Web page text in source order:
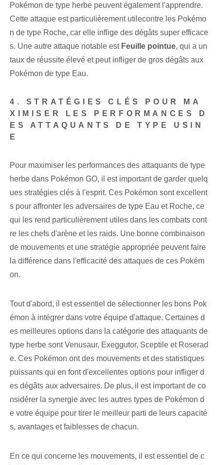
Pokémon de type herbe peuvent également l'apprendre.
‌Cette ⁢attaque est particulièrement utile‍contre les Pokémo
n de type Roche, car elle inflige des dégâts super efficace
s.⁢ Une autre‌ attaque notable est Feuille pointue, qui a un
taux de réussite élevé et peut infliger de gros dégâts aux
Pokémon de type Eau.
4. STRATÉGIES CLÉS POUR MA
XIMISER LES PERFORMANCES D
ES ATTAQUANTS DE TYPE USIN
E
Pour maximiser les performances des attaquants de type
herbe dans Pokémon GO, il est important de garder quelq
ues stratégies clés à l'esprit. Ces Pokémon⁢ sont excellent
s pour affronter les adversaires de type Eau et Roche, ce
qui les rend particulièrement utiles dans les combats cont
re les chefs d'arène et les raids. Une bonne combinaison
de mouvements et une stratégie appropriée peuvent faire
la différence dans l'efficacité des attaques de ces Pokém
on.
Tout d'abord, il est essentiel de sélectionner les bons Pok
émon à intégrer dans votre équipe d'attaque. Certaines d
es meilleures options dans la catégorie des attaquants de
type herbe sont Venusaur, Exeggutor, Sceptile et Roserad
e. Ces Pokémon ont des mouvements et des statistiques
puissants qui en font d'excellentes options pour infliger d
es dégâts aux adversaires. De plus, il est important de co
nsidérer la synergie avec les autres types de Pokémon d
e votre équipe pour tirer le meilleur parti de leurs capacité
s, avantages et faiblesses de chacun.
En ce qui concerne les mouvements, il est essentiel de c